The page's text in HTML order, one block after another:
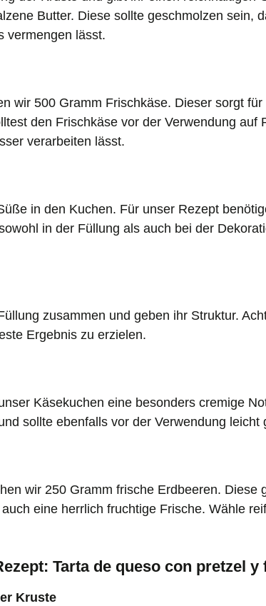
Butter. Diese sollte geschmolzen sein,
vermengen lässt.
wir 500 Gramm Frischkäse. Dieser sorgt
den Frischkäse vor der Verwendung auf
verarbeiten lässt.
in den Kuchen. Für unser Rezept
in der Füllung als auch bei der
zusammen und geben ihr Struktur.
Ergebnis zu erzielen.
Käsekuchen eine besonders cremige
sollte ebenfalls vor der Verwendung leicht
wir 250 Gramm frische Erdbeeren. Diese
eine herrlich fruchtige Frische. Wähle
Tarta de queso con pretzel y
Kruste